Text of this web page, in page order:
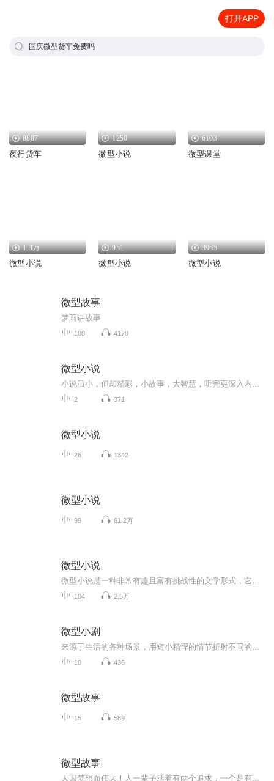
打开APP
国庆微型货车免费吗
8887
夜行货车
1250
微型小说
6103
微型课堂
1.3万
微型小说
951
微型小说
3965
微型小说
微型故事
梦雨讲故事
108 4170
微型小说
2 371
微型小说
26 1342
微型小说
99 61.2万
微型小说
104 2.5万
微型小剧
10 436
微型故事
15 589
微型故事